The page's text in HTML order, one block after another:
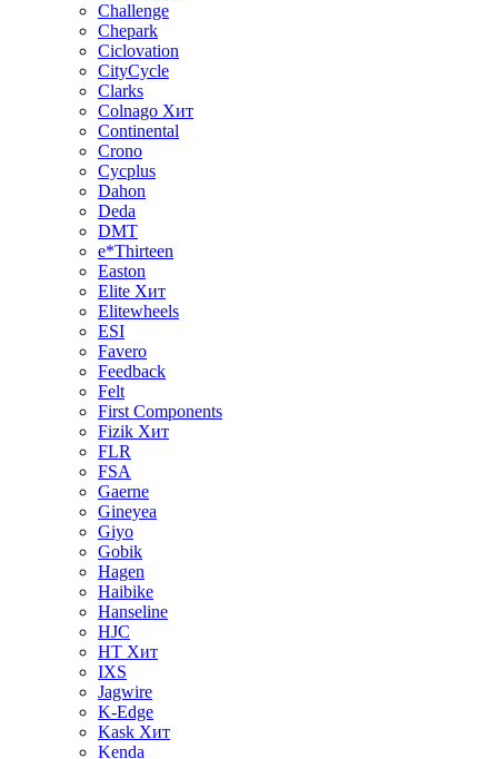
Challenge
Chepark
Ciclovation
CityCycle
Clarks
Colnago Хит
Continental
Crono
Cycplus
Dahon
Deda
DMT
e*Thirteen
Easton
Elite Хит
Elitewheels
ESI
Favero
Feedback
Felt
First Components
Fizik Хит
FLR
FSA
Gaerne
Gineyea
Giyo
Gobik
Hagen
Haibike
Hanseline
HJC
HT Хит
IXS
Jagwire
K-Edge
Kask Хит
Kenda